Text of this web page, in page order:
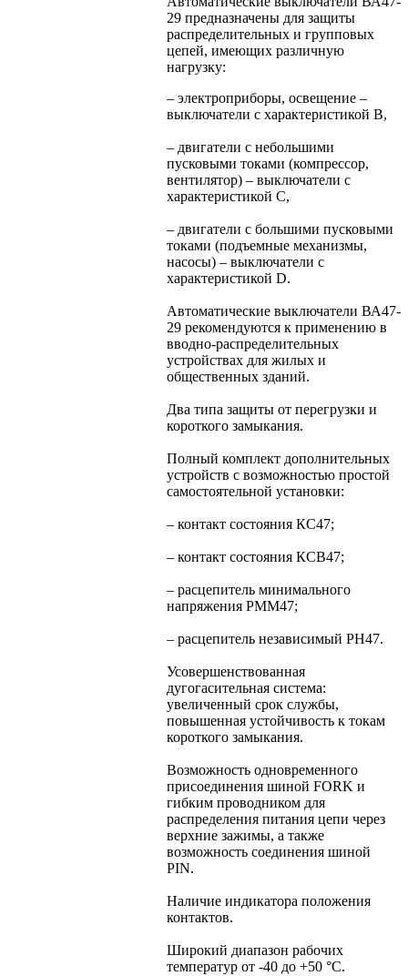
29 предназначены для защиты
распределительных и групповых
цепей, имеющих различную
нагрузку:
– электроприборы, освещение –
выключатели с характеристикой В,
– двигатели с небольшими
пусковыми токами (компрессор,
вентилятор) – выключатели с
характеристикой C,
– двигатели с большими пусковыми
токами (подъемные механизмы,
насосы) – выключатели с
характеристикой D.
Автоматические выключатели ВА47-
29 рекомендуются к применению в
вводно-распределительных
устройствах для жилых и
общественных зданий.
Два типа защиты от перегрузки и
короткого замыкания.
Полный комплект дополнительных
устройств с возможностью простой
самостоятельной установки:
– контакт состояния КС47;
– контакт состояния КСВ47;
– расцепитель минимального
напряжения РММ47;
– расцепитель независимый РН47.
Усовершенствованная
дугогасительная система:
увеличенный срок службы,
повышенная устойчивость к токам
короткого замыкания.
Возможность одновременного
присоединения шиной FORK и
гибким проводником для
распределения питания цепи через
верхние зажимы, а также
возможность соединения шиной
PIN.
Наличие индикатора положения
контактов.
Широкий диапазон рабочих
температур от -40 до +50 °С.